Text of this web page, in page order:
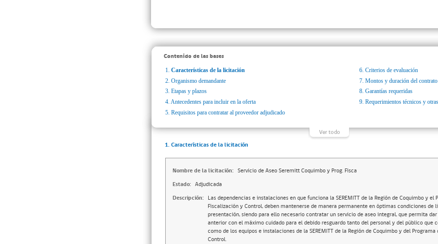
Contenido de las bases
1. Características de la licitación
2. Organismo demandante
3. Etapas y plazos
4. Antecedentes para incluir en la oferta
5. Requisitos para contratar al proveedor adjudicado
6. Criterios de evaluación
7. Montos y duración del contrato
8. Garantías requeridas
9. Requerimientos técnicos y
1. Características de la licitación
Nombre de la licitación: Servicio de Aseo Seremitt Coquimbo y Prog. Fisca
Estado: Adjudicada
Descripción: Las dependencias e instalaciones en que funciona la SEREMITT de la Región de Coquimbo y el
Fiscalización y Control, deben mantenerse de manera permanente en óptimas condiciones de
presentación, siendo para ello necesario contratar un servicio de aseo integral, que permita
anterior con el máximo cuidado para el debido resguardo tanto del personal y del público que
como de los equipos e instalaciones de la SEREMITT de la Región de Coquimbo y del
Control.